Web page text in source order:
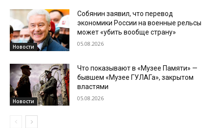
Новости
Собянин заявил, что перевод
экономики России на военные рельсы
может «убить вообще страну»
05.08.2026
Новости
Что показывают в «Музее Памяти» —
бывшем «Музее ГУЛАГа», закрытом
властями
05.08.2026